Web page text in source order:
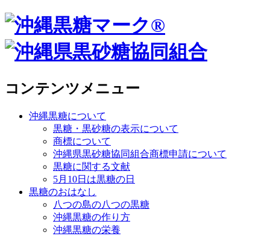
コンテンツメニュー
沖縄黒糖について
黒糖・黒砂糖の表示について
商標について
沖縄県黒砂糖協同組合商標申請について
黒糖に関する文献
5月10日は黒糖の日
黒糖のおはなし
八つの島の八つの黒糖
沖縄黒糖の作り方
沖縄黒糖の栄養